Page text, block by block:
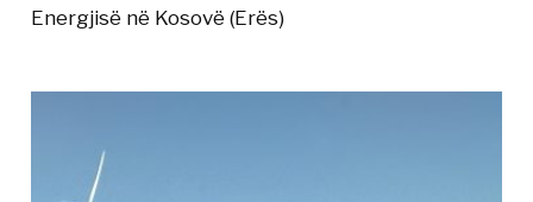
Energjisë në Kosovë (Erës)